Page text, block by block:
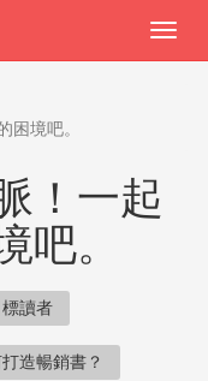
困境吧。
！一起
吧。
讀者
造暢銷書？